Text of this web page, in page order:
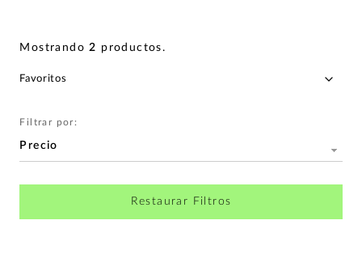
Mostrando2 productos.
Filtrar por:
Precio
Restaurar Filtros